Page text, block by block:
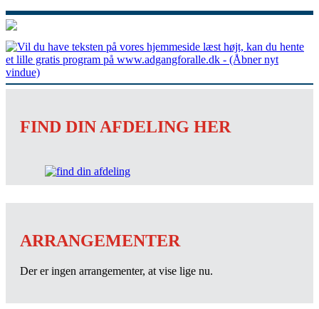
FIND DIN AFDELING HER
ARRANGEMENTER
Der er ingen arrangementer, at vise lige nu.